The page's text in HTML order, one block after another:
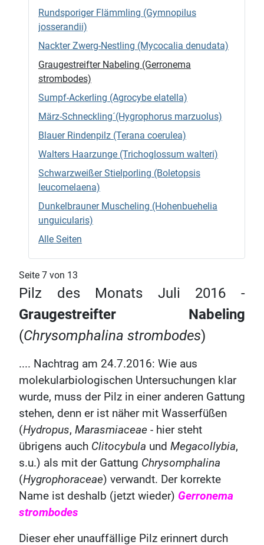
Rundsporiger Flämmling (Gymnopilus
josserandii)
Nackter Zwerg-Nestling (Mycocalia denudata)
Graugestreifter Nabeling (Gerronema
strombodes)
Sumpf-Ackerling (Agrocybe elatella)
März-Schneckling´(Hygrophorus marzuolus)
Blauer Rindenpilz (Terana coerulea)
Walters Haarzunge (Trichoglossum walteri)
Schwarzweißer Stielporling (Boletopsis
leucomelaena)
Dunkelbrauner Muscheling (Hohenbuehelia
unguicularis)
Alle Seiten
Seite 7 von 13
Pilz des Monats Juli 2016 -
Graugestreifter Nabeling
(Chrysomphalina strombodes)
.... Nachtrag am 24.7.2016: Wie aus
molekularbiologischen Untersuchungen klar
wurde, muss der Pilz in einer anderen Gattung
stehen, denn er ist näher mit Wasserfüßen
(Hydropus, Marasmiaceae - hier steht
übrigens auch Clitocybula und Megacollybia,
s.u.) als mit der Gattung Chrysomphalina
(Hygrophoraceae) verwandt. Der korrekte
Name ist deshalb (jetzt wieder) Gerronema
strombodes
Dieser eher unauffällige Pilz erinnert durch